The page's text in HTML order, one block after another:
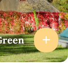
| Poem:
the Zero